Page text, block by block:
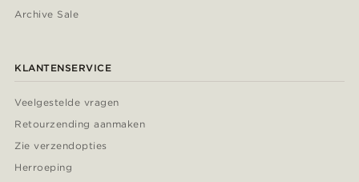
Archive Sale
KLANTENSERVICE
Veelgestelde vragen
Retourzending aanmaken
Zie verzendopties
Herroeping